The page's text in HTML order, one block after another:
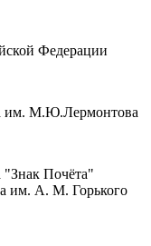
Федерации
им. М.Ю.Лермонтова
"Знак Почёта"
им. А. М. Горького